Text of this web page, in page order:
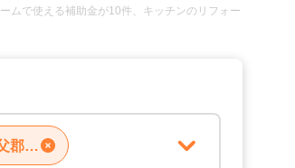
ムで使える補助金が10件、キッチンのリフォー
秩父郡東秩父村